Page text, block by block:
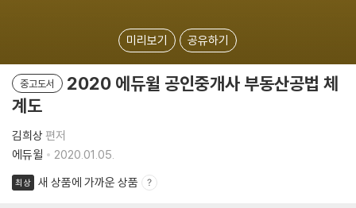
미리보기 공유하기
중고도서
2020 에듀윌 공인중개사 부동산공법 체
계도
김희상 편저
에듀윌
2020.01.05.
최상 새 상품에 가까운 상품